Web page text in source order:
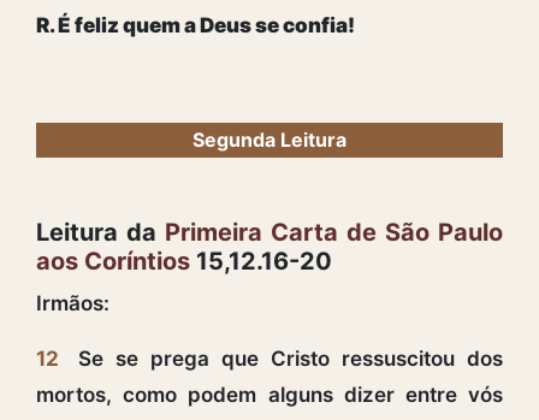
R. É feliz quem a Deus se confia!
Segunda Leitura
Leitura da Primeira Carta de São Paulo
aos Coríntios 15,12.16-20
Irmãos:
12
Se se prega que Cristo ressuscitou dos
mortos, como podem alguns dizer entre vós